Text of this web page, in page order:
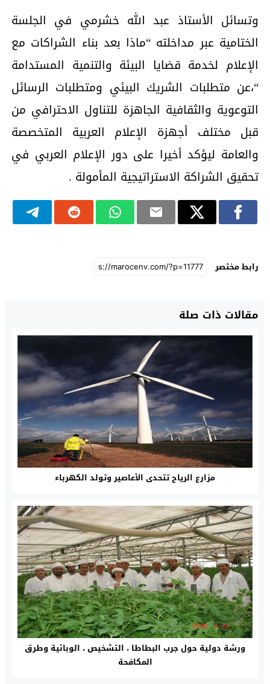
وتسائل الأستاذ عبد الله خشرمي في الجلسة
الختامية عبر مداخلته “ماذا بعد بناء الشراكات مع
الإعلام لخدمة قضايا البيئة والتنمية المستدامة
“،عن متطلبات الشريك البيئي ومتطلبات الرسائل
التوعوية والثقافية الجاهزة للتناول الاحترافي من
قبل مختلف أجهزة الإعلام العربية المتخصصة
والعامة ليؤكد أخيرا على دور الإعلام العربي في
تحقيق الشراكة الاستراتيجية المأمولة .
رابط مختصر
مقالات ذات صلة
مزارع الرياح تتحدى الأعاصير وتولد الكهرباء
ورشة دولية حول جرب البطاطا ، التشخيص ، الوبائية وطرق
المكافحة